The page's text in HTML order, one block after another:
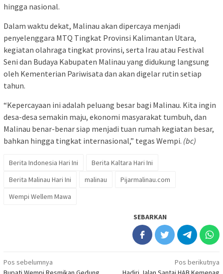
hingga nasional.
Dalam waktu dekat, Malinau akan dipercaya menjadi
penyelenggara MTQ Tingkat Provinsi Kalimantan Utara,
kegiatan olahraga tingkat provinsi, serta Irau atau Festival
Seni dan Budaya Kabupaten Malinau yang didukung langsung
oleh Kementerian Pariwisata dan akan digelar rutin setiap
tahun.
“Kepercayaan ini adalah peluang besar bagi Malinau. Kita ingin
desa-desa semakin maju, ekonomi masyarakat tumbuh, dan
Malinau benar-benar siap menjadi tuan rumah kegiatan besar,
bahkan hingga tingkat internasional,” tegas Wempi. (bc)
Berita Indonesia Hari Ini
Berita Kaltara Hari Ini
Berita Malinau Hari Ini
malinau
Pijarmalinau.com
Wempi Wellem Mawa
SEBARKAN
Navigasi
Pos sebelumnya
Pos berikutnya